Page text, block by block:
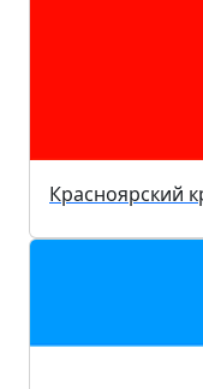
Красноярский